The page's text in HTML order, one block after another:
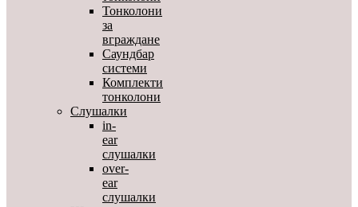
Тонколони
за
вграждане
Саундбар
системи
Комплекти
тонколони
Слушалки
in-
ear
слушалки
over-
ear
слушалки